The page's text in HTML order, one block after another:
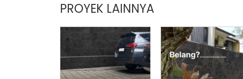
PROYEK LAINNYA